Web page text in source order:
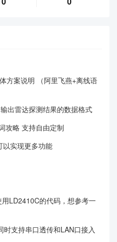
方案说明 （阿里飞燕+离线语
出雷达探测结果的数据格式
攻略 支持自由定制
以实现更多功能
LD2410C的代码，想参考一
时支持串口透传和LAN口接入